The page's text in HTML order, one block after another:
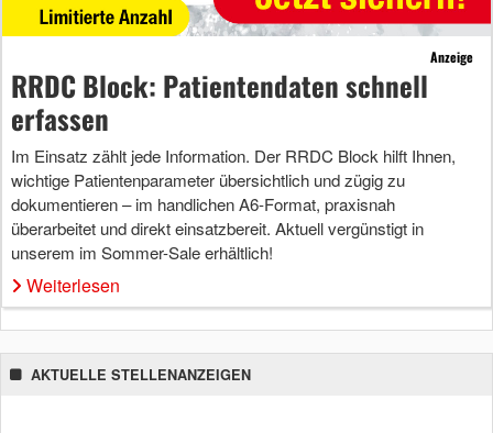
Anzeige
RRDC Block: Patientendaten schnell
erfassen
Im Einsatz zählt jede Information. Der RRDC Block hilft Ihnen,
wichtige Patientenparameter übersichtlich und zügig zu
dokumentieren – im handlichen A6-Format, praxisnah
überarbeitet und direkt einsatzbereit. Aktuell vergünstigt in
unserem im Sommer-Sale erhältlich!
Weiterlesen
AKTUELLE STELLENANZEIGEN